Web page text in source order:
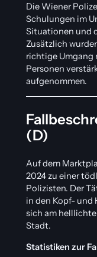
Die Wiener
Schulungen im
Situationen und
Zusätzlich
richtige
Personen
aufgenommen.
(D)
Auf dem
2024 zu einer
Polizisten. Der
in den Kopf- und
sich am
Stadt.
Statistiken zur